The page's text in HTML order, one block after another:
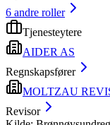
6 andre roller
Tjenesteytere
AIDER AS
Regnskapsfører
MOLTZAU
Revisor